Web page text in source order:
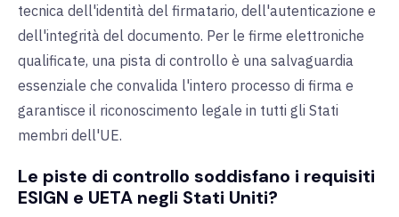
tecnica dell'identità del firmatario, dell'autenticazione e
dell'integrità del documento. Per le firme elettroniche
qualificate, una pista di controllo è una salvaguardia
essenziale che convalida l'intero processo di firma e
garantisce il riconoscimento legale in tutti gli Stati
membri dell'UE.
Le piste di controllo soddisfano i requisiti
ESIGN e UETA negli Stati Uniti?